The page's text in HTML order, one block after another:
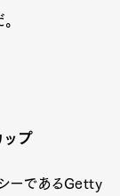
プ
シーであるGetty